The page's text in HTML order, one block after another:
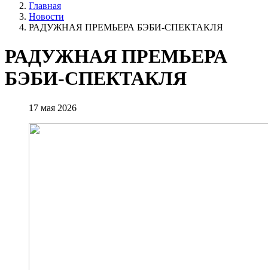
Главная
Новости
РАДУЖНАЯ ПРЕМЬЕРА БЭБИ-СПЕКТАКЛЯ
РАДУЖНАЯ ПРЕМЬЕРА
БЭБИ-СПЕКТАКЛЯ
17 мая 2026